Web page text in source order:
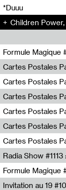
*Duuu
Children
Formule Magique
Nathalie
Cartes Postales
Zoé Leroux
Cartes Postales
Aurore Portales
Cartes Postales
Mathias Dupaquier
Cartes Postales
Raymond
Cartes Postales
Sarah Banville
Cartes Postales
Mateo Cuin
Wave Farm
Formule Magique
Nathalie Lacroix
Invitation au 19
00
00